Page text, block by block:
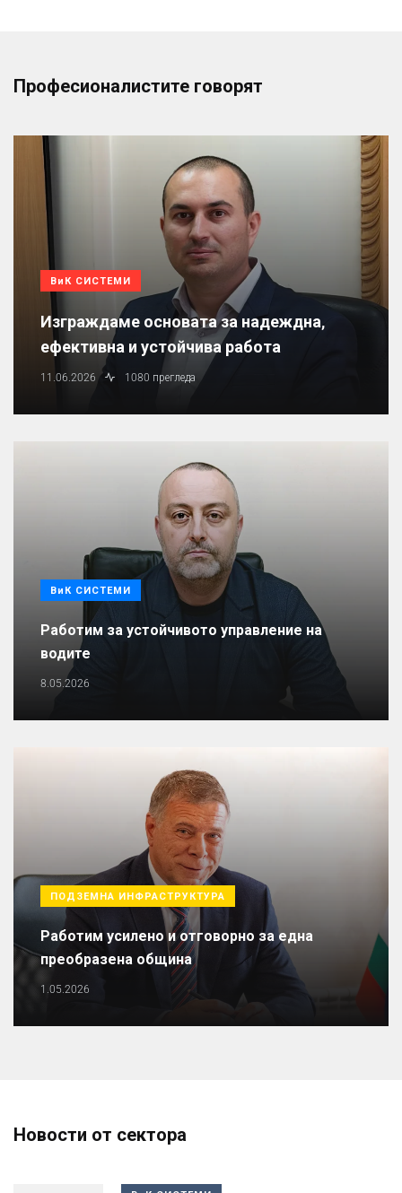
Професионалистите говорят
ВиК СИСТЕМИ
Изграждаме основата за надеждна,
ефективна и устойчива работа
11.06.2026 1080 прегледа
ВиК СИСТЕМИ
Работим за устойчивото управление на
водите
8.05.2026
ПОДЗЕМНА ИНФРАСТРУКТУРА
Работим усилено и отговорно за една
преобразена община
1.05.2026
Новости от сектора